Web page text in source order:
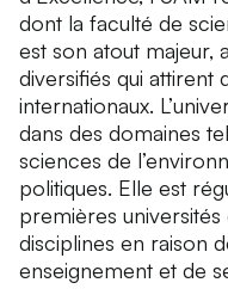
dont la faculté de
est son atout majeur,
diversifiés qui attirent
internationaux.
dans des domaines
sciences de
politiques. Elle est
premières
disciplines en raison
enseignement et de